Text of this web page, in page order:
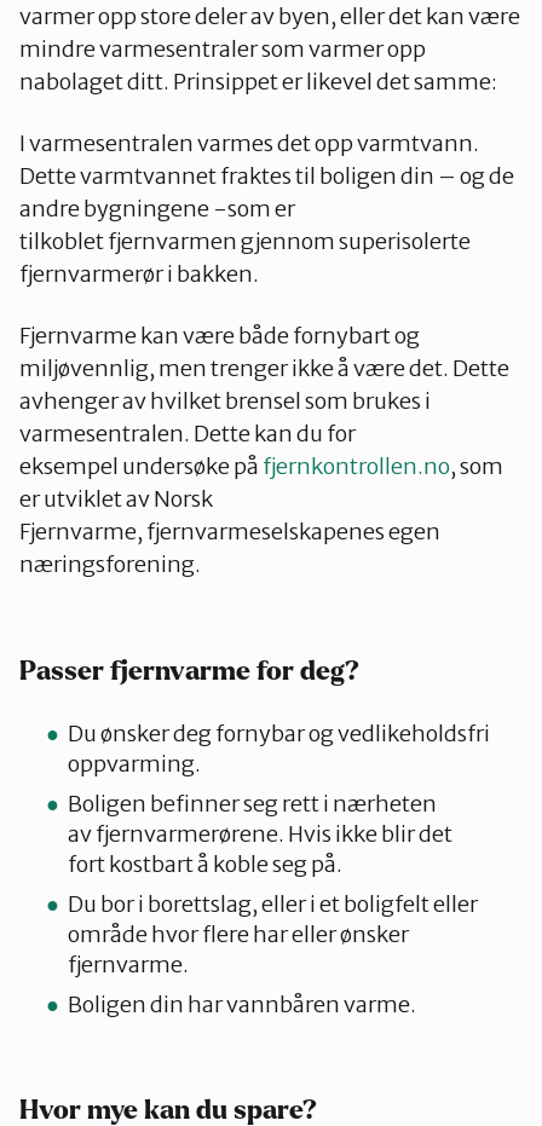
varmer opp store deler av byen, eller det kan være
mindre varmesentraler som varmer opp
nabolaget ditt. Prinsippet er likevel det samme:
I varmesentralen varmes det opp varmtvann.
Dette varmtvannet fraktes til boligen din – og de
andre bygningene -som er
tilkoblet fjernvarmen gjennom superisolerte
fjernvarmerør i bakken.
Fjernvarme kan være både fornybart og
miljøvennlig, men trenger ikke å være det. Dette
avhenger av hvilket brensel som brukes i
varmesentralen. Dette kan du for
eksempel undersøke på fjernkontrollen.no, som
er utviklet av Norsk
Fjernvarme, fjernvarmeselskapenes egen
næringsforening.
Passer fjernvarme for deg?
Du ønsker deg fornybar og vedlikeholdsfri
oppvarming.
Boligen befinner seg rett i nærheten
av fjernvarmerørene. Hvis ikke blir det
fort kostbart å koble seg på.
Du bor i borettslag, eller i et boligfelt eller
område hvor flere har eller ønsker
fjernvarme.
Boligen din har vannbåren varme.
Hvor mye kan du spare?